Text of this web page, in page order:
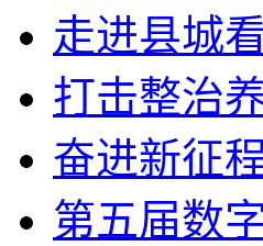
走进县城
打击整治
奋进新征
第五届数